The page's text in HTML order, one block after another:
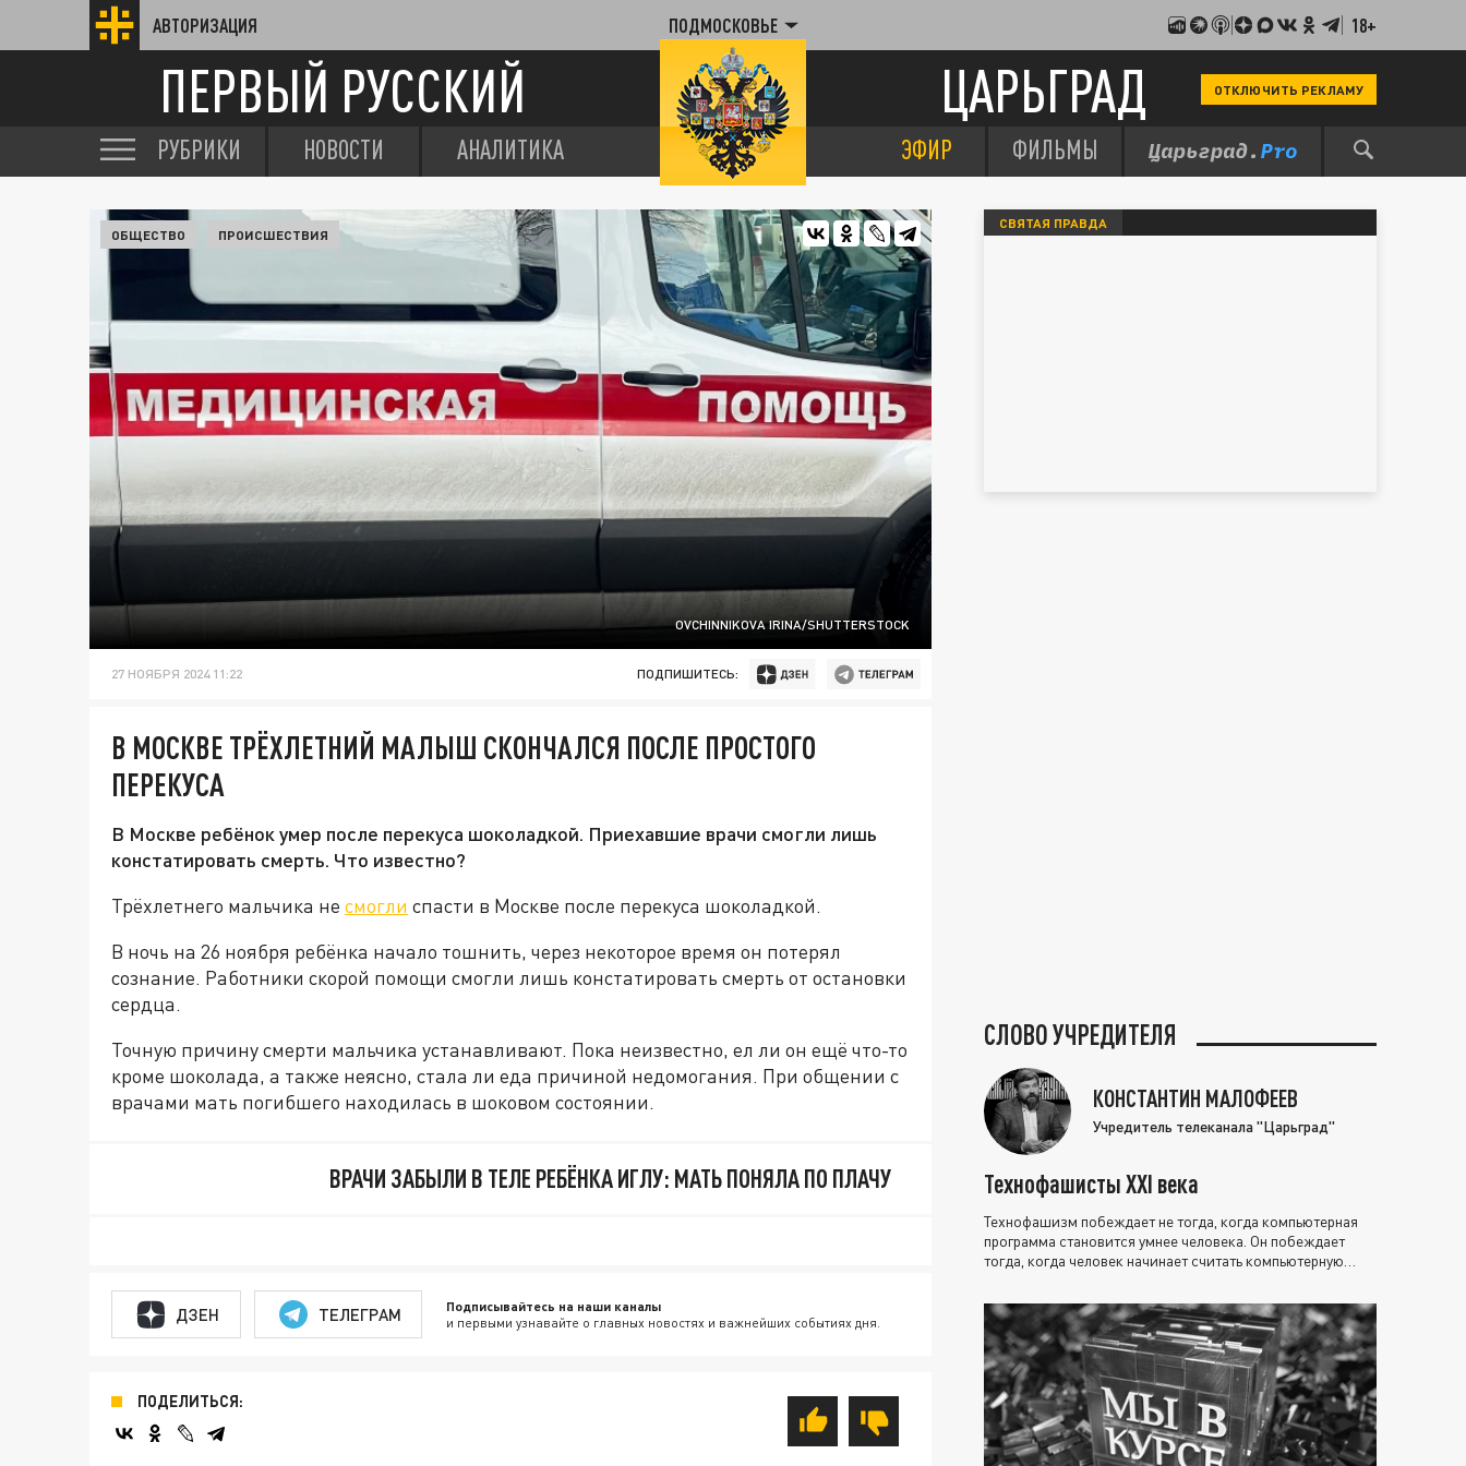
АВТОРИЗАЦИЯ ПОДМОСКОВЬЕ 18+
ПЕРВЫЙ РУССКИЙ ЦАРЬГРАД ОТКЛЮЧИТЬ РЕКЛАМУ
РУБРИКИ НОВОСТИ АНАЛИТИКА ЭФИР ФИЛЬМЫ
OVCHINNIKOVA IRINA/SHUTTERSTOCK
ОБЩЕСТВО ПРОИСШЕСТВИЯ
27 НОЯБРЯ 2024 11:22 ПОДПИШИТЕСЬ:
В МОСКВЕ ТРЁХЛЕТНИЙ МАЛЫШ СКОНЧАЛСЯ ПОСЛЕ ПРОСТОГО
ПЕРЕКУСА
В Москве ребёнок умер после перекуса шоколадкой. Приехавшие врачи смогли лишь
констатировать смерть. Что известно?
Трёхлетнего мальчика не смогли спасти в Москве после перекуса шоколадкой.
В ночь на 26 ноября ребёнка начало тошнить, через некоторое время он потерял
сознание. Работники скорой помощи смогли лишь констатировать смерть от остановки
сердца.
Точную причину смерти мальчика устанавливают. Пока неизвестно, ел ли он ещё что-то
кроме шоколада, а также неясно, стала ли еда причиной недомогания. При общении с
врачами мать погибшего находилась в шоковом состоянии.
ВРАЧИ ЗАБЫЛИ В ТЕЛЕ РЕБЁНКА ИГЛУ: МАТЬ ПОНЯЛА ПО ПЛАЧУ
ДЗЕН ТЕЛЕГРАМ Подписывайтесь на наши каналы
и первыми узнавайте о главных новостях и важнейших событиях дня.
ПОДЕЛИТЬСЯ:
СВЯТАЯ ПРАВДА
СЛОВО УЧРЕДИТЕЛЯ
КОНСТАНТИН МАЛОФЕЕВ
Учредитель телеканала "Царьград"
Технофашисты XXI века
Технофашизм побеждает не тогда, когда компьютерная
программа становится умнее человека. Он побеждает
тогда, когда человек начинает считать компьютерную